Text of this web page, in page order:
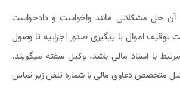
حل مشکلاتی مانند واخواست و دادخواست
توقیف اموال یا پیگیری صدور اجراییه تا وصول
با اسناد مالی باشد، وکیل سفته میگویند.
متخصص دعاوی مالی با شماره تلفن زیر تماس